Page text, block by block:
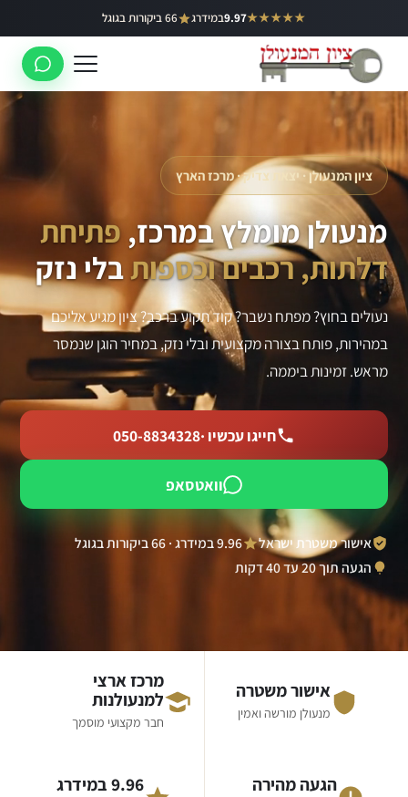
לתוכן
★★★★★
9.97במידרג 66 ביקורות בגוגל באר יעקב
ראשון לציון
רחובות
לוד
רמלה
נס ציונה
ציון המנעולן · יצאת צדיק · מרכז הארץ
מנעולן מומלץ במרכז,פתיחת
דלתות, רכבים וכספותבלי נזק
נעולים בחוץ? מפתח נשבר? קוד תקוע ברכב? ציון מגיע אליכם
במהירות, פותח בצורה מקצועית ובלי נזק, במחיר הוגן שנמסר
מראש. זמינות ביממה.
חייגו עכשיו ·050-8834328
וואטסאפ
אישור משטרת ישראל
9.96 במידרג · 66 ביקורות בגוגל
הגעה תוך 20 עד 40 דקות
אישור משטרה
מנעולן מורשה ואמין
מרכז ארצי
למנעולנות
חבר מקצועי מוסמך
הגעה מהירה 9.96 במידרג